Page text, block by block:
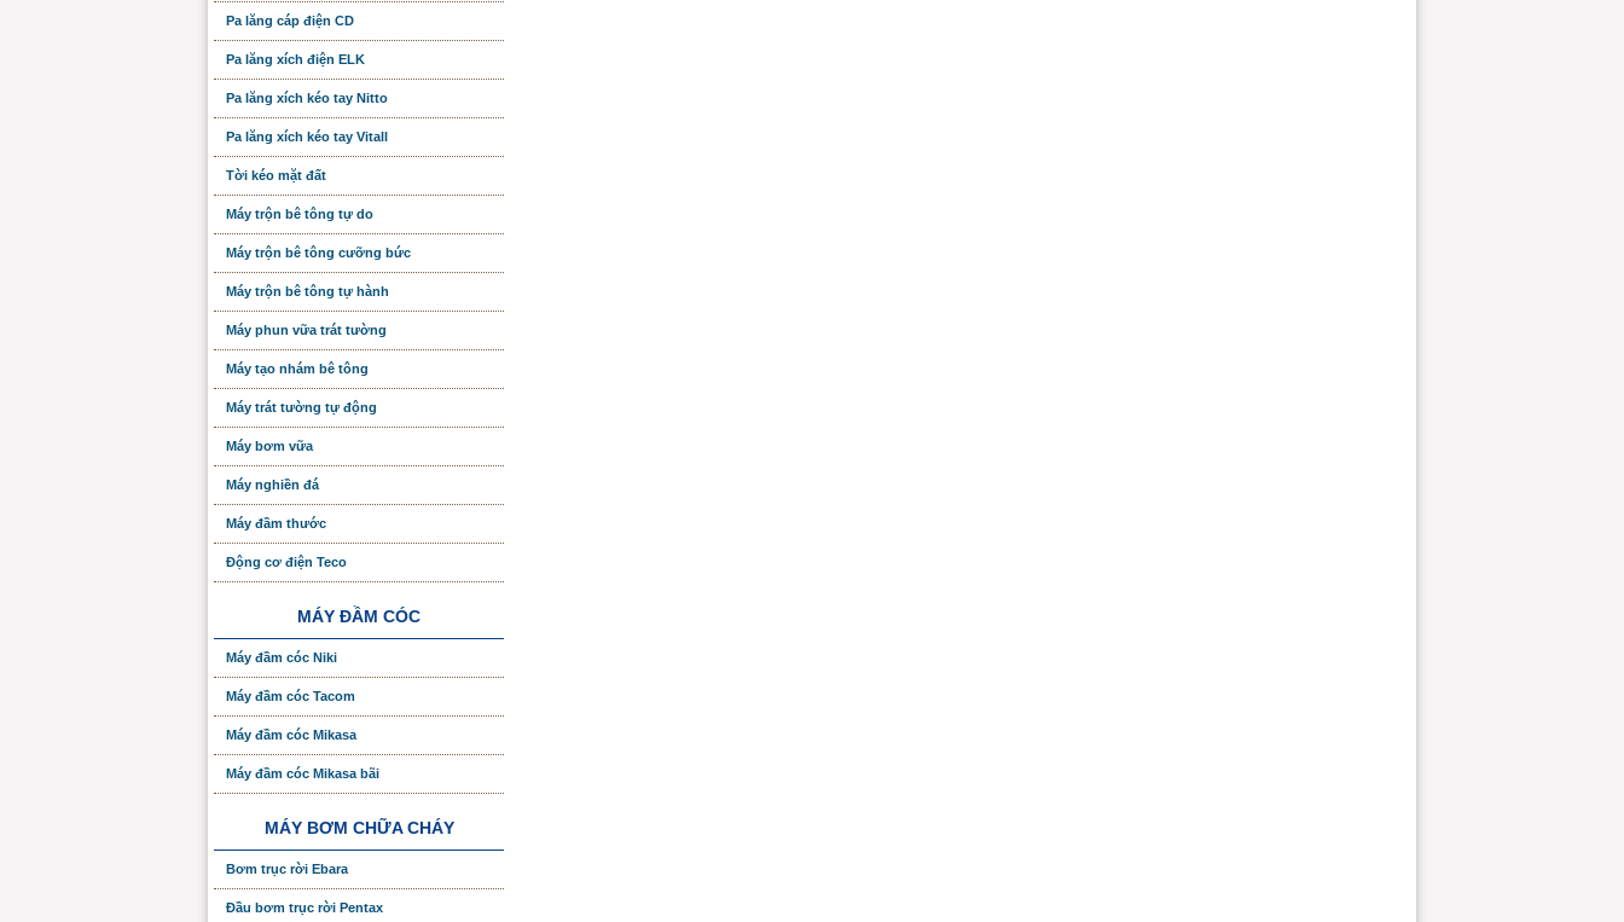
Pa lăng cáp điện CD
Pa lăng xích điện ELK
Pa lăng xích kéo tay Nitto
Pa lăng xích kéo tay Vitall
Tời kéo mặt đất
Máy trộn bê tông tự do
Máy trộn bê tông cưỡng bức
Máy trộn bê tông tự hành
Máy phun vữa trát tường
Máy tạo nhám bê tông
Máy trát tường tự động
Máy bơm vữa
Máy nghiền đá
Máy đầm thước
Động cơ điện Teco
MÁY ĐẦM CÓC
Máy đầm cóc Niki
Máy đầm cóc Tacom
Máy đầm cóc Mikasa
Máy đầm cóc Mikasa bãi
MÁY BƠM CHỮA CHÁY
Bơm trục rời Ebara
Đầu bơm trục rời Pentax